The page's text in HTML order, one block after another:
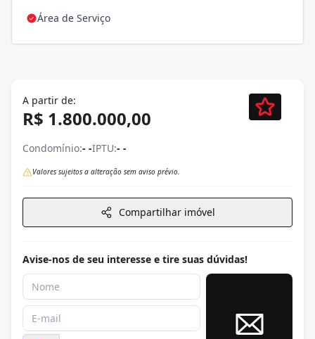
Área de Serviço
A partir de:
R$ 1.800.000,00
Condomínio:- -IPTU:- -
Valores sujeitos a alteração sem aviso prévio.
Compartilhar imóvel
Avise-nos de seu interesse e tire suas dúvidas!